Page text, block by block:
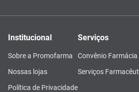
Institucional
Sobre a Promofarma
Nossas lojas
Política de Privacidade
Serviços
Convênio Farmácia
Serviços